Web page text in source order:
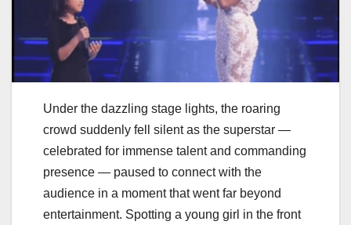
Under the dazzling stage lights, the roaring
crowd suddenly fell silent as the superstar —
celebrated for immense talent and commanding
presence — paused to connect with the
audience in a moment that went far beyond
entertainment. Spotting a young girl in the front